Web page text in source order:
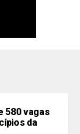
580 vagas
da